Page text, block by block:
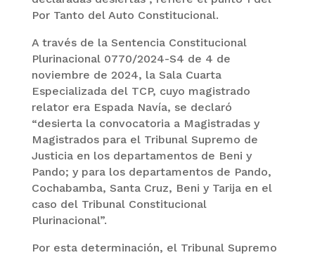
Por Tanto del Auto Constitucional.
A través de la Sentencia Constitucional
Plurinacional 0770/2024-S4 de 4 de
noviembre de 2024, la Sala Cuarta
Especializada del TCP, cuyo magistrado
relator era Espada Navía, se declaró
“desierta la convocatoria a Magistradas y
Magistrados para el Tribunal Supremo de
Justicia en los departamentos de Beni y
Pando; y para los departamentos de Pando,
Cochabamba, Santa Cruz, Beni y Tarija en el
caso del Tribunal Constitucional
Plurinacional”.
Por esta determinación, el Tribunal Supremo